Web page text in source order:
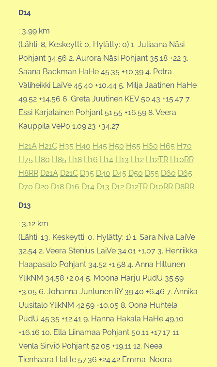
D14
: 3,99 km
(Lähti: 8, Keskeytti: 0, Hylätty: 0) 1. Juliaana Näsi
Pohjant 34.56 2. Aurora Näsi Pohjant 35.18 +22 3.
Saana Backman HaHe 45.35 +10.39 4. Petra
Väliheikki LaiVe 45.40 +10.44 5. Milja Jaatinen HaHe
49.52 +14.56 6. Greta Juutinen KEV 50.43 +15.47 7.
Essi Karjalainen Pohjant 51.55 +16.59 8. Veera
Kauppila VePo 1.09.23 +34.27
H21A H21C H35 H40 H45 H50 H55 H60 H65 H70
H75 H80 H85 H18 H16 H14 H13 H12 H12TR H10RR
H8RR D21A D21C D35 D40 D45 D50 D55 D60 D65
D70 D20 D18 D16 D14 D13 D12 D12TR D10RR D8RR
D13
: 3,12 km
(Lähti: 13, Keskeytti: 0, Hylätty: 1) 1. Sara Niva LaiVe
32.54 2. Veera Stenius LaiVe 34.01 +1.07 3. Henriikka
Haapasalo Pohjant 34.52 +1.58 4. Anna Hiltunen
YlikNM 34.58 +2.04 5. Moona Harju PudU 35.59
+3.05 6. Johanna Juntunen IiY 39.40 +6.46 7. Annika
Uusitalo YlikNM 42.59 +10.05 8. Oona Huhtela
PudU 45.35 +12.41 9. Hanna Hakala HaHe 49.10
+16.16 10. Ella Liinamaa Pohjant 50.11 +17.17 11.
Venla Sirviö Pohjant 52.05 +19.11 12. Neea
Tienhaara HaHe 57.36 +24.42 Emma-Noora